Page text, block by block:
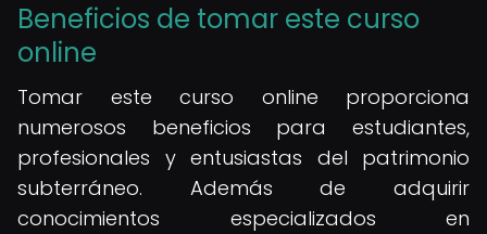
Beneficios de tomar este curso
online
Tomar este curso online proporciona
numerosos beneficios para estudiantes,
profesionales y entusiastas del patrimonio
subterráneo. Además de adquirir
conocimientos especializados en